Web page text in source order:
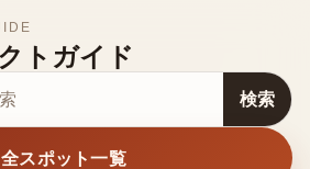
トガイド
検索
全スポット一覧